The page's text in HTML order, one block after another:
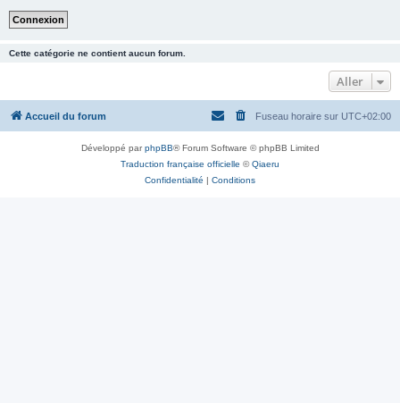
Cette catégorie ne contient aucun forum.
Aller
Accueil du forum Fuseau horaire sur UTC+02:00
Développé parphpBB® Forum Software © phpBB Limited
Traduction française officielle ©Qiaeru
Confidentialité | Conditions